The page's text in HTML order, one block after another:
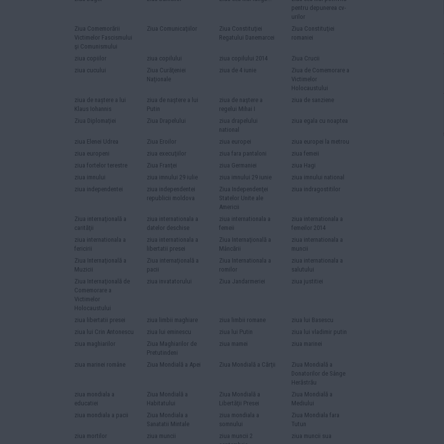
pentru depunerea cv-
urilor
Ziua Comemorării
Victimelor Fascismului
şi Comunismului
Ziua Comunicaţiilor
Ziua Constituţiei
Regatului Danemarcei
Ziua Constituţiei
romaniei
ziua copiilor ziua copilului ziua copilului 2014
Ziua Crucii
ziua cucului
Ziua Curăţeniei
Naţionale
ziua de 4 iunie
Ziua de Comemorare a
Victimelor
Holocaustului
ziua de naștere a lui
Klaus Iohannis
ziua de naştere a lui
Putin
ziua de naştere a
regelui Mihai I
ziua de sanziene
Ziua Diplomaţiei Ziua Drapelului
ziua drapelului
national
ziua egala cu noaptea
ziua Elenei Udrea Ziua Eroilor ziua europei
ziua europei la metrou
ziua europeni
ziua execuţiilor ziua fara pantaloni
ziua femeii
ziua fortelor terestre
Ziua Franţei ziua Germaniei
ziua Hagi
ziua imnului
ziua imnului 29 iulie ziua imnului 29 iunie
ziua imnului national
ziua independentei
ziua independentei
republicii moldova
Ziua Independenţei
Statelor Unite ale
Americii
ziua indragostitilor
Ziua internaţională a
carităţii
ziua internationala a
datelor deschise
ziua internationala a
femeii
ziua internationala a
femeilor 2014
ziua internationala a
fericirii
ziua internationala a
libertatii presei
Ziua Internaţională a
Mâncării
ziua internationala a
muncii
Ziua Internaţională a
Muzicii
Ziua internaţională a
pacii
Ziua Internationala a
romilor
ziua internationala a
salutului
Ziua Internaţională de
Comemorare a
Victimelor
Holocaustului
ziua invatatorului Ziua Jandarmeriei ziua justitiei
ziua libertatii presei ziua limbii maghiare ziua limbii romane
ziua lui Basescu
ziua lui Crin Antonescu
ziua lui eminescu ziua lui Putin
ziua lui vladimir putin
ziua maghiarilor
Ziua Maghiarilor de
Pretutindeni
ziua mamei ziua marinei
ziua marinei române Ziua Mondială a Apei Ziua Mondială a Cărţii
Ziua Mondială a
Donatorilor de Sânge
Herăstrău
ziua mondiala a
educatiei
Ziua Mondială a
Habitatului
Ziua Mondială a
Libertăţii Presei
Ziua Mondială a
Mediului
ziua mondiala a pacii
Ziua Mondiala a
Sanatatii Mintale
ziua mondiala a
somnului
Ziua Mondiala fara
Tutun
ziua mortilor
ziua muncii
ziua muncii 2
ziua muncii sua